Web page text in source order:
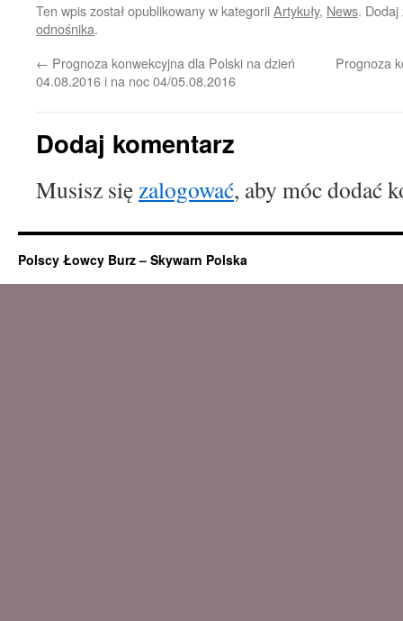
Ten wpis został opublikowany w kategoriiArtykuły, News.
odnośnika.
← Prognoza konwekcyjna dla Polski na dzień
04.08.2016 i na noc 04/05.08.2016
Prognoza
Dodaj komentarz
Musisz sięzalogować, aby móc dodać
Polscy Łowcy Burz – Skywarn Polska